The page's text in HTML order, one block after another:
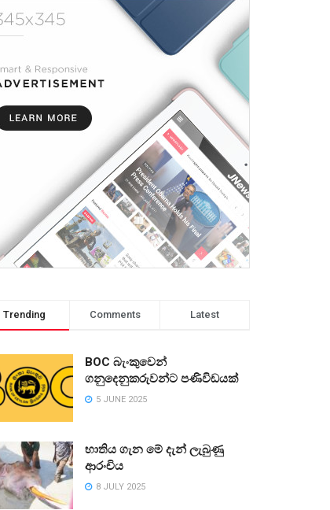
Trending Comments Latest
BOC බැංකුවෙන්
ගනුදෙනුකරුවන්ට පණිවිඩයක්
5 JUNE 2025
භාතිය ගැන මේ දැන් ලැබුණු
ආරංචිය
8 JULY 2025